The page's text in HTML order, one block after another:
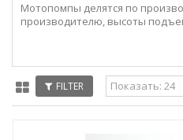
Мотопомпы делятся по
производителю, высоты
FILTER